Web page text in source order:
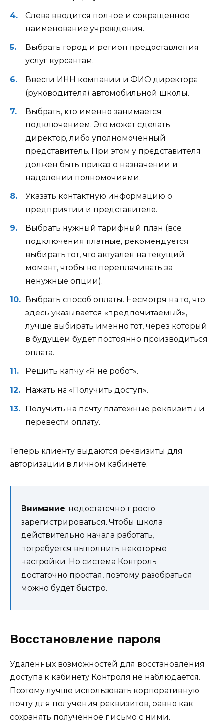
Слева вводится полное и сокращенное
наименование учреждения.
Выбрать город и регион предоставления
услуг курсантам.
Ввести ИНН компании и ФИО директора
(руководителя) автомобильной школы.
Выбрать, кто именно занимается
подключением. Это может сделать
директор, либо уполномоченный
представитель. При этом у представителя
должен быть приказ о назначении и
наделении полномочиями.
Указать контактную информацию о
предприятии и представителе.
Выбрать нужный тарифный план (все
подключения платные, рекомендуется
выбирать тот, что актуален на текущий
момент, чтобы не переплачивать за
ненужные опции).
Выбрать способ оплаты. Несмотря на то, что
здесь указывается «предпочитаемый»,
лучше выбирать именно тот, через который
в будущем будет постоянно производиться
оплата.
Решить капчу «Я не робот».
Нажать на «Получить доступ».
Получить на почту платежные реквизиты и
перевести оплату.
Теперь клиенту выдаются реквизиты для
авторизации в личном кабинете.
Внимание: недостаточно просто
зарегистрироваться. Чтобы школа
действительно начала работать,
потребуется выполнить некоторые
настройки. Но система Контроль
достаточно простая, поэтому разобраться
можно будет быстро.
Восстановление пароля
Удаленных возможностей для восстановления
доступа к кабинету Контроля не наблюдается.
Поэтому лучше использовать корпоративную
почту для получения реквизитов, равно как
сохранять полученное письмо с ними.